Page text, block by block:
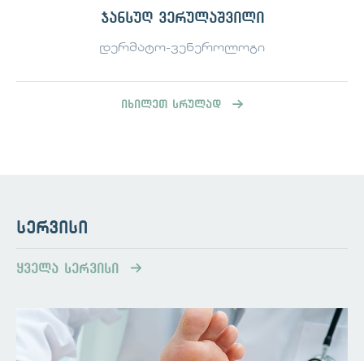
ჯანსუღ ვერულაშვილი
დერმატო-ვენეროლოგი
იხილეთ სრულად
სერვისი
ყველა სერვისი